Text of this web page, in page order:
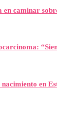
caminar
en